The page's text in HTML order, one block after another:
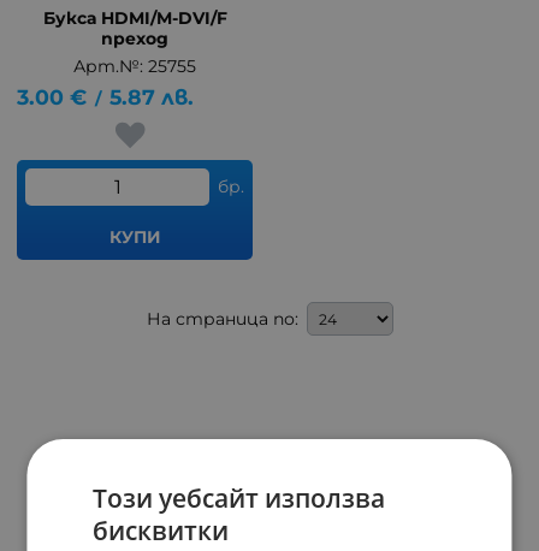
Букса HDMI/M-DVI/F
преход
Арт.№: 25755
3.00 € / 5.87 лв.
бр.
КУПИ
На страница по:
Този уебсайт използва
бисквитки